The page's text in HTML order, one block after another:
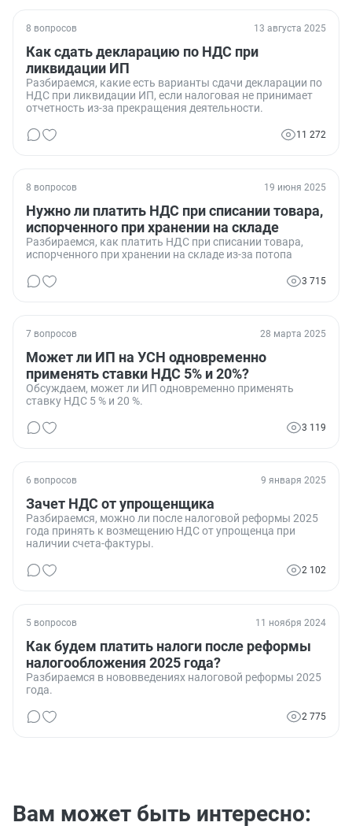
8 вопросов 13 августа 2025
Как сдать декларацию по НДС при
ликвидации ИП
Разбираемся, какие есть варианты сдачи декларации по
НДС при ликвидации ИП, если налоговая не принимает
отчетность из-за прекращения деятельности.
11 272
8 вопросов 19 июня 2025
Нужно ли платить НДС при списании товара,
испорченного при хранении на складе
Разбираемся, как платить НДС при списании товара,
испорченного при хранении на складе из-за потопа
3 715
7 вопросов 28 марта 2025
Может ли ИП на УСН одновременно
применять ставки НДС 5% и 20%?
Обсуждаем, может ли ИП одновременно применять
ставку НДС 5 % и 20 %.
3 119
6 вопросов 9 января 2025
Зачет НДС от упрощенщика
Разбираемся, можно ли после налоговой реформы 2025
года принять к возмещению НДС от упрощенца при
наличии счета-фактуры.
2 102
5 вопросов 11 ноября 2024
Как будем платить налоги после реформы
налогообложения 2025 года?
Разбираемся в нововведениях налоговой реформы 2025
года.
2 775
Вам может быть интересно: